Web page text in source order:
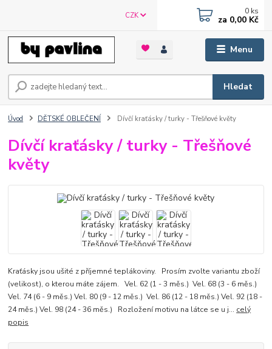
Menu
CZK
Hledat
0 ks
za 0,00 Kč
Úvod DĚTSKÉ OBLEČENÍ Dívčí kraťásky / turky - Třešňové květy
Dívčí kraťásky / turky - Třešňové
květy
Kraťásky jsou ušité z příjemné teplákoviny. Prosím zvolte variantu zboží
(velikost), o kterou máte zájem. Vel. 62 (1 - 3 měs.) Vel. 68 (3 - 6 měs.)
Vel. 74 (6 - 9 měs.) Vel. 80 (9 - 12 měs.) Vel. 86 (12 - 18 měs.) Vel. 92 (18 -
24 měs.) Vel. 98 (24 - 36 měs.) Rozložení motivu na látce se u j... celý
popis